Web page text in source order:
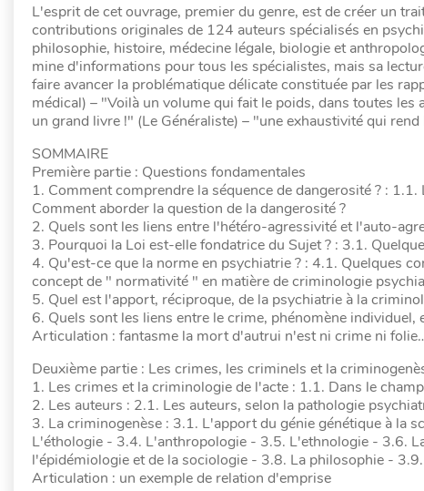
L'esprit de cet ouvrage, premier du genre, est de créer un
contributions originales de 124 auteurs spécialisés en
philosophie, histoire, médecine légale, biologie et
mine d'informations pour tous les spécialistes, mais sa
faire avancer la problématique délicate constituée par les
médical) – "Voilà un volume qui fait le poids, dans toutes
un grand livre !" (Le Généraliste) – "une exhaustivité qui
SOMMAIRE
Première partie : Questions fondamentales
1. Comment comprendre la séquence de dangerosité ? :
Comment aborder la question de la dangerosité ?
2. Quels sont les liens entre l'hétéro-agressivité et l'auto-
3. Pourquoi la Loi est-elle fondatrice du Sujet ? : 3.1.
4. Qu'est-ce que la norme en psychiatrie ? : 4.1. Quelques
concept de " normativité " en matière de criminologie
5. Quel est l'apport, réciproque, de la psychiatrie à la
6. Quels sont les liens entre le crime, phénomène
Articulation : fantasme la mort d'autrui n'est ni crime ni
Deuxième partie : Les crimes, les criminels et la
1. Les crimes et la criminologie de l'acte : 1.1. Dans le
2. Les auteurs : 2.1. Les auteurs, selon la pathologie
3. La criminogenèse : 3.1. L'apport du génie génétique à la
L'éthologie - 3.4. L'anthropologie - 3.5. L'ethnologie - 3.6.
l'épidémiologie et de la sociologie - 3.8. La philosophie -
Articulation : un exemple de relation d'emprise